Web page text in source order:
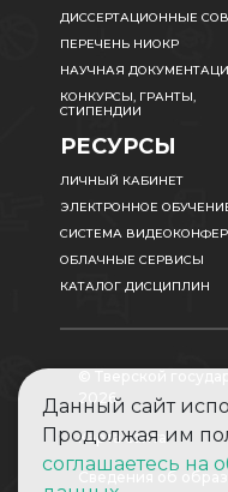
ДИССЕРТАЦИОННЫЕ
ПЕРЕЧЕНЬ НИОКР
НАУЧНАЯ
КОНКУРСЫ, ГРАНТЫ,
СТИПЕНДИИ
РЕСУРСЫ
ЛИЧНЫЙ КАБИНЕТ
ЭЛЕКТРОННОЕ
СИСТЕМА
ОБЛАЧНЫЕ СЕРВИСЫ
КАТАЛОГ ДИСЦИПЛИН
2026
Карта сайта
Сведения об
Данный сайт
Продолжая им
соглашаетесь на